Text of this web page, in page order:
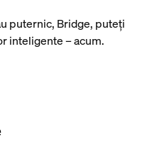
puternic, Bridge, puteți
inteligente – acum.